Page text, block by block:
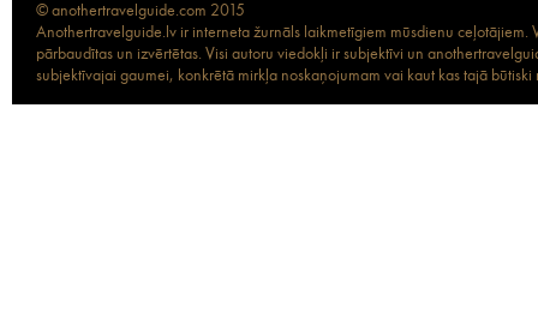
© anothertravelguide.com 2015
Anothertravelguide.lv ir interneta žurnāls laikmetīgiem mūsdienu
pārbaudītas un izvērtētas. Visi autoru viedokļi ir subjektīvi un
subjektīvajai gaumei, konkrētā mirkļa noskaņojumam vai kaut kas tajā